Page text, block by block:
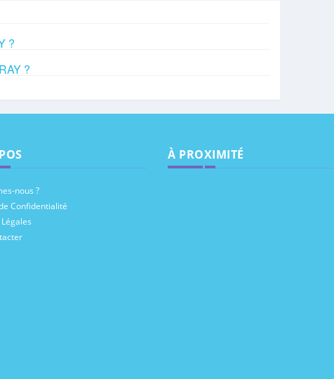
?
?
nous ?
Confidentialité
À PROXIMITÉ